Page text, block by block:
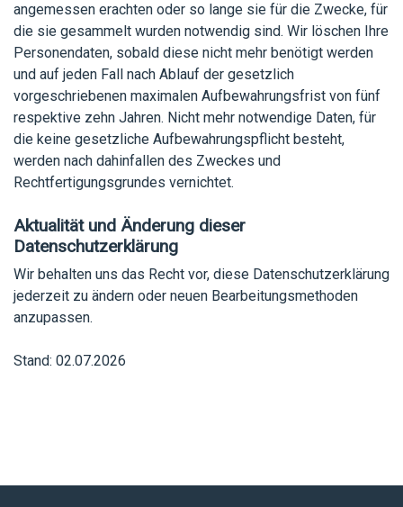
angemessen erachten oder so lange sie für die Zwecke, für
die sie gesammelt wurden notwendig sind. Wir löschen Ihre
Personendaten, sobald diese nicht mehr benötigt werden
und auf jeden Fall nach Ablauf der gesetzlich
vorgeschriebenen maximalen Aufbewahrungsfrist von fünf
respektive zehn Jahren. Nicht mehr notwendige Daten, für
die keine gesetzliche Aufbewahrungspflicht besteht,
werden nach dahinfallen des Zweckes und
Rechtfertigungsgrundes vernichtet.
Aktualität und Änderung dieser
Datenschutzerklärung
Wir behalten uns das Recht vor, diese Datenschutzerklärung
jederzeit zu ändern oder neuen Bearbeitungsmethoden
anzupassen.
Stand: 02.07.2026